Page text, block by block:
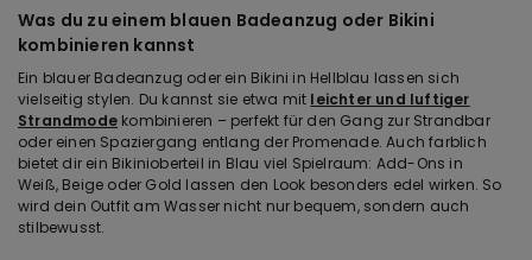
Was du zu einem blauen Badeanzug oder Bikini
kombinieren kannst
Ein blauer Badeanzug oder ein Bikini in Hellblau lassen sich
vielseitig stylen. Du kannst sie etwa mit leichter und luftiger
Strandmode kombinieren – perfekt für den Gang zur Strandbar
oder einen Spaziergang entlang der Promenade. Auch farblich
bietet dir ein Bikinioberteil in Blau viel Spielraum: Add-Ons in
Weiß, Beige oder Gold lassen den Look besonders edel wirken. So
wird dein Outfit am Wasser nicht nur bequem, sondern auch
stilbewusst.